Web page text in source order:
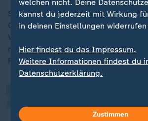
Selenskyj berichtete auch über den
Gespräche für eine Friedenslösung.
Verhandlungsteam sei aus den
mit Blick auf ein Abkommen für ein
Fortschritte erzielt. Details nannte er
Hindernis für den
„
welchen nicht. Deine
kannst du jederzeit mit Wirkung
in deinen Einstellungen
Hier findest du das Impressum.
Weitere Informationen findest du
Datenschutzerklärung.
Zustimmen